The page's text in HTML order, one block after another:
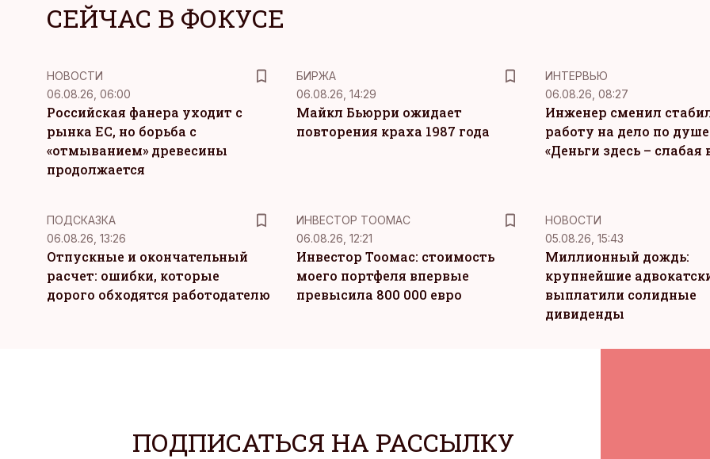
СЕЙЧАС В ФОКУСЕ
НОВОСТИ
06.08.26, 06:00
Российская фанера уходит с
рынка ЕС, но борьба с
«отмыванием» древесины
продолжается
БИРЖА
06.08.26, 14:29
Майкл Бьюрри ожидает
повторения краха 1987 года
ИНТЕРВЬЮ
06.08.26, 08:27
Инженер сменил
работу на дело по
«Деньги здесь – слабая
ПОДСКАЗКА
06.08.26, 13:26
Отпускные и окончательный
расчет: ошибки, которые
дорого обходятся работодателю
ИНВЕСТОР ТООМАС
06.08.26, 12:21
Инвестор Тоомас: стоимость
моего портфеля впервые
превысила 800 000 евро
НОВОСТИ
05.08.26, 15:43
Миллионный дождь:
крупнейшие
выплатили солидные
дивиденды
ПОДПИСАТЬСЯ НА РАССЫЛКУ